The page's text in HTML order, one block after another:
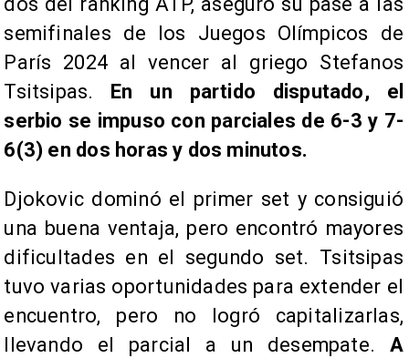
semifinales de los Juegos Olímpicos de
París 2024 al vencer al griego Stefanos
Tsitsipas. En un partido disputado, el
serbio se impuso con parciales de 6-3 y 7-
6(3) en dos horas y dos minutos.
Djokovic dominó el primer set y consiguió
una buena ventaja, pero encontró mayores
dificultades en el segundo set. Tsitsipas
tuvo varias oportunidades para extender el
encuentro, pero no logró capitalizarlas,
llevando el parcial a un desempate. A